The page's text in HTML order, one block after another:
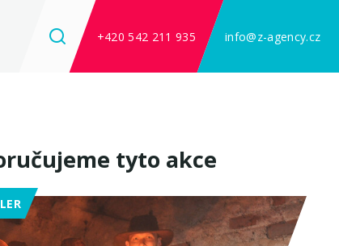
+420 542 211 935 info@z-agency.cz
tyto akce